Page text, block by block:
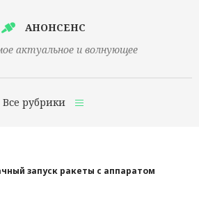
АНОНСЕНС
актуальное и волнующее
Все рубрики
запуск ракеты с аппаратом